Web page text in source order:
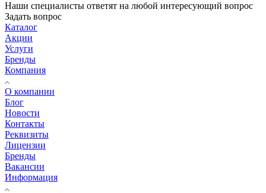
Наши специалисты ответят на любой интересующий вопрос
Задать вопрос
Каталог
Акции
Услуги
Бренды
Компания
О компании
Блог
Новости
Контакты
Реквизиты
Лицензии
Бренды
Вакансии
Информация